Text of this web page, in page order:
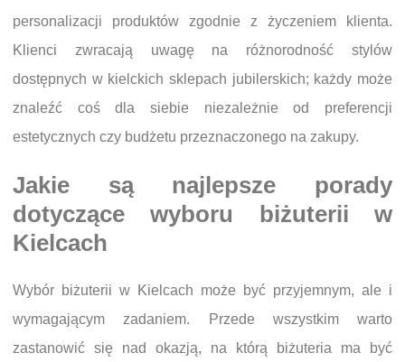
personalizacji produktów zgodnie z życzeniem klienta.
Klienci zwracają uwagę na różnorodność stylów
dostępnych w kielckich sklepach jubilerskich; każdy może
znaleźć coś dla siebie niezależnie od preferencji
estetycznych czy budżetu przeznaczonego na zakupy.
Jakie są najlepsze porady
dotyczące wyboru biżuterii w
Kielcach
Wybór biżuterii w Kielcach może być przyjemnym, ale i
wymagającym zadaniem. Przede wszystkim warto
zastanowić się nad okazją, na którą biżuteria ma być